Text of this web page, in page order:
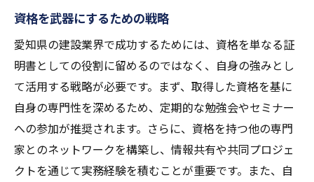
資格を武器にするための戦略
愛知県の建設業界で成功するためには、資格を単なる証
明書としての役割に留めるのではなく、自身の強みとし
て活用する戦略が必要です。まず、取得した資格を基に
自身の専門性を深めるため、定期的な勉強会やセミナー
への参加が推奨されます。さらに、資格を持つ他の専門
家とのネットワークを構築し、情報共有や共同プロジェ
クトを通じて実務経験を積むことが重要です。また、自